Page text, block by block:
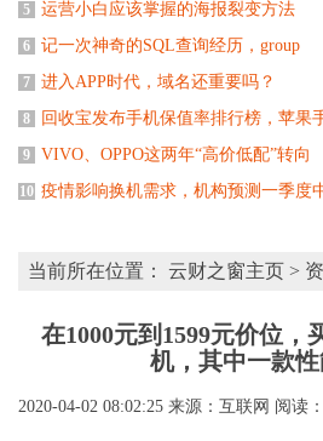
5 运营小白应该掌握的海报裂变方法
6 记一次神奇的SQL查询经历，group
7 进入APP时代，域名还重要吗？
8 回收宝发布手机保值率排行榜，苹果
9 VIVO、OPPO这两年“高价低配”转向
10 疫情影响换机需求，机构预测一季度
当前所在位置： 云财之窗主页 >
在1000元到1599元价位，
机，其中一款
2020-04-02 08:02:25 来源：互联网 阅读